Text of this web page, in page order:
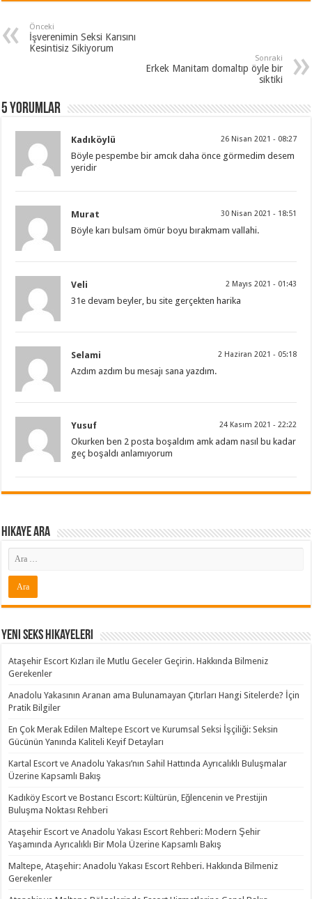
Önceki
İşverenimin Seksi Karısını
Kesintisiz Sikiyorum
Sonraki
Erkek Manitam domaltıp öyle bir
siktiki
5 Yorumlar
Kadıköylü 26 Nisan 2021 - 08:27
Böyle pespembe bir amcık daha önce görmedim desem
yeridir
Murat 30 Nisan 2021 - 18:51
Böyle karı bulsam ömür boyu bırakmam vallahi.
Veli 2 Mayıs 2021 - 01:43
31e devam beyler, bu site gerçekten harika
Selami 2 Haziran 2021 - 05:18
Azdım azdım bu mesajı sana yazdım.
Yusuf 24 Kasım 2021 - 22:22
Okurken ben 2 posta boşaldım amk adam nasıl bu kadar
geç boşaldı anlamıyorum
Hikaye ARA
Yeni Seks Hikayeleri
Ataşehir Escort Kızları ile Mutlu Geceler Geçirin. Hakkında Bilmeniz
Gerekenler
Anadolu Yakasının Aranan ama Bulunamayan Çıtırları Hangi Sitelerde? İçin
Pratik Bilgiler
En Çok Merak Edilen Maltepe Escort ve Kurumsal Seksi İşçiliği: Seksin
Gücünün Yanında Kaliteli Keyif Detayları
Kartal Escort ve Anadolu Yakası’nın Sahil Hattında Ayrıcalıklı Buluşmalar
Üzerine Kapsamlı Bakış
Kadıköy Escort ve Bostancı Escort: Kültürün, Eğlencenin ve Prestijin
Buluşma Noktası Rehberi
Ataşehir Escort ve Anadolu Yakası Escort Rehberi: Modern Şehir
Yaşamında Ayrıcalıklı Bir Mola Üzerine Kapsamlı Bakış
Maltepe, Ataşehir: Anadolu Yakası Escort Rehberi. Hakkında Bilmeniz
Gerekenler